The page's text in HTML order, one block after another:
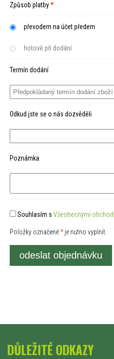
Způsob platby*
převodem na účet předem
hotově při dodání
Termín dodání
Odkud jste se o nás dozvěděli
Poznámka
Souhlasím s Všeobecnými
Položky označené*je nutno vyplnit.
odeslat objednávku
DŮLEŽITÉ ODKAZY